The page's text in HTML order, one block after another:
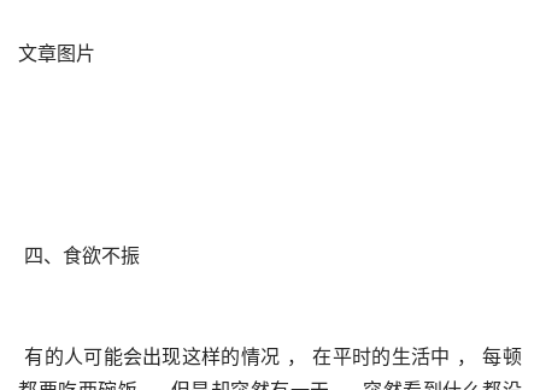
文章图片
四、食欲不振
有的人可能会出现这样的情况 ， 在平时的生活中 ， 每顿